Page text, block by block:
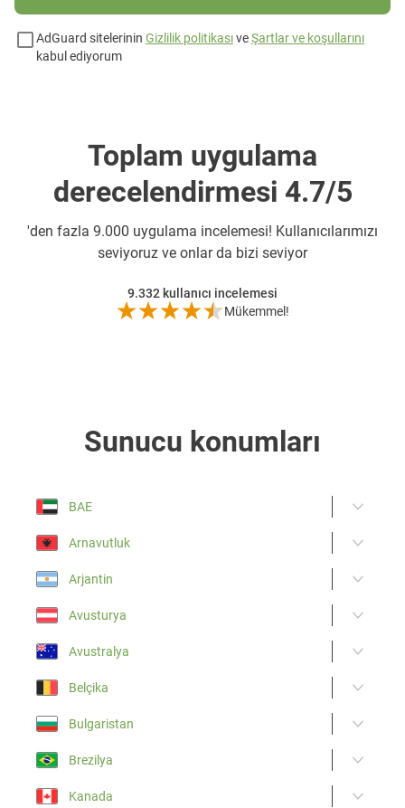
AdGuard sitelerinin Gizlilik politikasıveŞartlar ve koşullarını
kabul ediyorum
Toplam uygulama
derecelendirmesi 4.7/5
'den fazla 9.000 uygulama incelemesi! Kullanıcılarımızı
seviyoruz ve onlar da bizi seviyor
9.332 kullanıcı incelemesi
Mükemmel!
Sunucu konumları
BAE
Arnavutluk
Arjantin
Avusturya
Avustralya
Belçika
Bulgaristan
Brezilya
Kanada